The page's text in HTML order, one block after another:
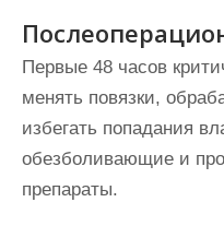
Первые 48 часов
менять повязки,
избегать попадания
обезболивающие и
препараты.